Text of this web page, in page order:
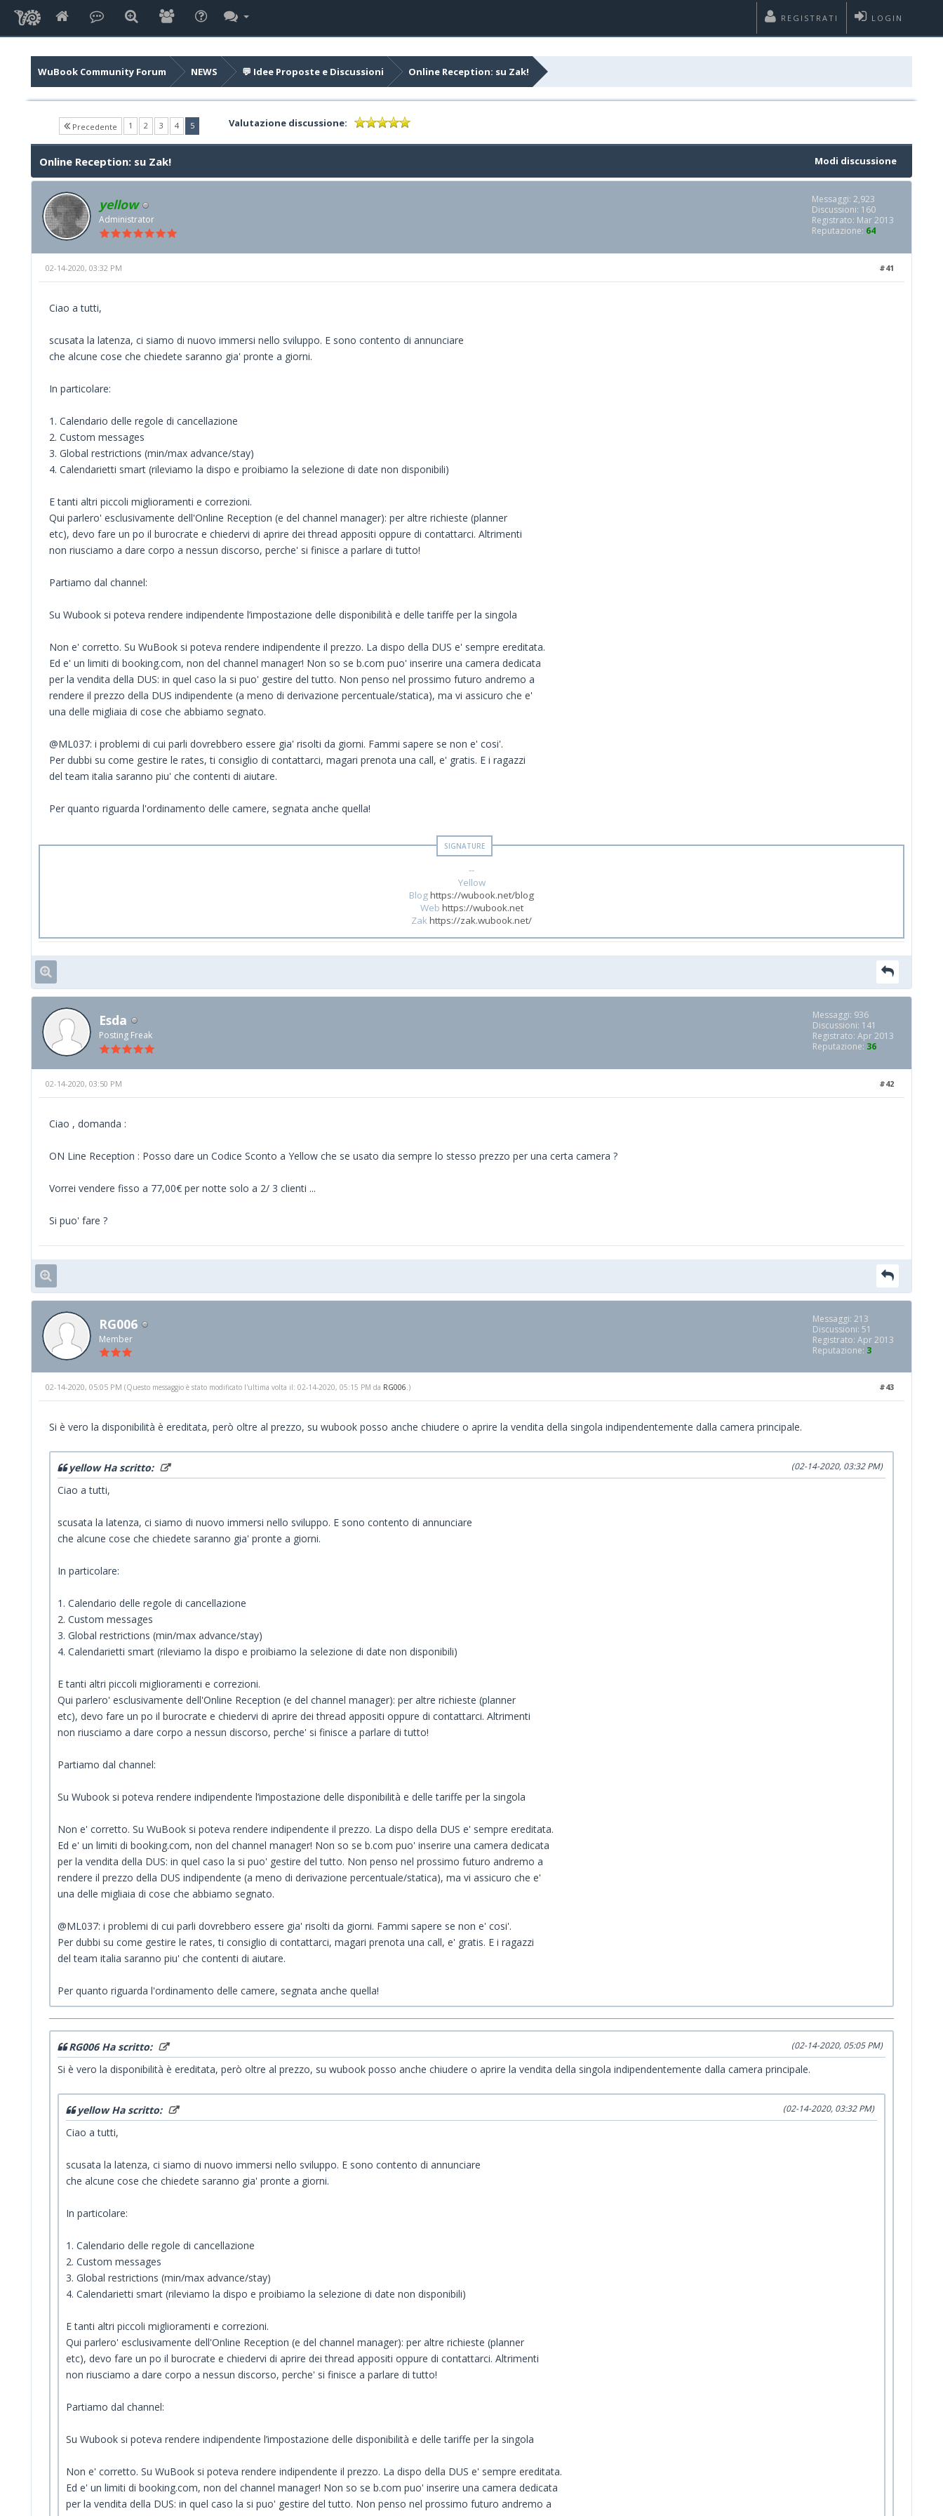
LOGIN
REGISTRATI
WuBook Community Forum NEWS 💬 Idee Proposte e Discussioni Online Reception: su Zak!
Precedente 1 2 3 4 5(current) Valutazione discussione:
Modi discussione
Online Reception: su Zak!
yellow
Administrator
Messaggi: 2,923
Discussioni: 160
Registrato: Mar 2013
Reputazione: 64
#41
02-14-2020, 03:32 PM
Ciao a tutti,
scusata la latenza, ci siamo di nuovo immersi nello sviluppo. E sono contento di annunciare
che alcune cose che chiedete saranno gia' pronte a giorni.
In particolare:
1. Calendario delle regole di cancellazione
2. Custom messages
3. Global restrictions (min/max advance/stay)
4. Calendarietti smart (rileviamo la dispo e proibiamo la selezione di date non disponibili)
E tanti altri piccoli miglioramenti e correzioni.
Qui parlero' esclusivamente dell'Online Reception (e del channel manager): per altre richieste (planner
etc), devo fare un po il burocrate e chiedervi di aprire dei thread appositi oppure di contattarci. Altrimenti
non riusciamo a dare corpo a nessun discorso, perche' si finisce a parlare di tutto!
Partiamo dal channel:
Su Wubook si poteva rendere indipendente l’impostazione delle disponibilità e delle tariffe per la singola
Non e' corretto. Su WuBook si poteva rendere indipendente il prezzo. La dispo della DUS e' sempre ereditata.
Ed e' un limiti di booking.com, non del channel manager! Non so se b.com puo' inserire una camera dedicata
per la vendita della DUS: in quel caso la si puo' gestire del tutto. Non penso nel prossimo futuro andremo a
rendere il prezzo della DUS indipendente (a meno di derivazione percentuale/statica), ma vi assicuro che e'
una delle migliaia di cose che abbiamo segnato.
@ML037: i problemi di cui parli dovrebbero essere gia' risolti da giorni. Fammi sapere se non e' cosi'.
Per dubbi su come gestire le rates, ti consiglio di contattarci, magari prenota una call, e' gratis. E i ragazzi
del team italia saranno piu' che contenti di aiutare.
Per quanto riguarda l'ordinamento delle camere, segnata anche quella!
--
Yellow
Bloghttps://wubook.net/blog
Web https://wubook.net
Zakhttps://zak.wubook.net/
Esda
Posting Freak
Messaggi: 936
Discussioni: 141
Registrato: Apr 2013
Reputazione: 36
#42
02-14-2020, 03:50 PM
Ciao , domanda :
ON Line Reception : Posso dare un Codice Sconto a Yellow che se usato dia sempre lo stesso prezzo per una certa camera ?
Vorrei vendere fisso a 77,00€ per notte solo a 2/ 3 clienti ...
Si puo' fare ?
RG006
Member
Messaggi: 213
Discussioni: 51
Registrato: Apr 2013
Reputazione: 3
#43
02-14-2020, 05:05 PM (Questo messaggio è stato modificato l'ultima volta il: 02-14-2020, 05:15 PM da RG006.)
Si è vero la disponibilità è ereditata, però oltre al prezzo, su wubook posso anche chiudere o aprire la vendita della singola indipendentemente dalla camera principale.
(02-14-2020, 03:32 PM)
yellow Ha scritto:
Ciao a tutti,
scusata la latenza, ci siamo di nuovo immersi nello sviluppo. E sono contento di annunciare
che alcune cose che chiedete saranno gia' pronte a giorni.
In particolare:
1. Calendario delle regole di cancellazione
2. Custom messages
3. Global restrictions (min/max advance/stay)
4. Calendarietti smart (rileviamo la dispo e proibiamo la selezione di date non disponibili)
E tanti altri piccoli miglioramenti e correzioni.
Qui parlero' esclusivamente dell'Online Reception (e del channel manager): per altre richieste (planner
etc), devo fare un po il burocrate e chiedervi di aprire dei thread appositi oppure di contattarci. Altrimenti
non riusciamo a dare corpo a nessun discorso, perche' si finisce a parlare di tutto!
Partiamo dal channel:
Su Wubook si poteva rendere indipendente l’impostazione delle disponibilità e delle tariffe per la singola
Non e' corretto. Su WuBook si poteva rendere indipendente il prezzo. La dispo della DUS e' sempre ereditata.
Ed e' un limiti di booking.com, non del channel manager! Non so se b.com puo' inserire una camera dedicata
per la vendita della DUS: in quel caso la si puo' gestire del tutto. Non penso nel prossimo futuro andremo a
rendere il prezzo della DUS indipendente (a meno di derivazione percentuale/statica), ma vi assicuro che e'
una delle migliaia di cose che abbiamo segnato.
@ML037: i problemi di cui parli dovrebbero essere gia' risolti da giorni. Fammi sapere se non e' cosi'.
Per dubbi su come gestire le rates, ti consiglio di contattarci, magari prenota una call, e' gratis. E i ragazzi
del team italia saranno piu' che contenti di aiutare.
Per quanto riguarda l'ordinamento delle camere, segnata anche quella!
(02-14-2020, 05:05 PM)
RG006 Ha scritto:
Si è vero la disponibilità è ereditata, però oltre al prezzo, su wubook posso anche chiudere o aprire la vendita della singola indipendentemente dalla camera principale.
(02-14-2020, 03:32 PM)
yellow Ha scritto:
Ciao a tutti,
scusata la latenza, ci siamo di nuovo immersi nello sviluppo. E sono contento di annunciare
che alcune cose che chiedete saranno gia' pronte a giorni.
In particolare:
1. Calendario delle regole di cancellazione
2. Custom messages
3. Global restrictions (min/max advance/stay)
4. Calendarietti smart (rileviamo la dispo e proibiamo la selezione di date non disponibili)
E tanti altri piccoli miglioramenti e correzioni.
Qui parlero' esclusivamente dell'Online Reception (e del channel manager): per altre richieste (planner
etc), devo fare un po il burocrate e chiedervi di aprire dei thread appositi oppure di contattarci. Altrimenti
non riusciamo a dare corpo a nessun discorso, perche' si finisce a parlare di tutto!
Partiamo dal channel:
Su Wubook si poteva rendere indipendente l’impostazione delle disponibilità e delle tariffe per la singola
Non e' corretto. Su WuBook si poteva rendere indipendente il prezzo. La dispo della DUS e' sempre ereditata.
Ed e' un limiti di booking.com, non del channel manager! Non so se b.com puo' inserire una camera dedicata
per la vendita della DUS: in quel caso la si puo' gestire del tutto. Non penso nel prossimo futuro andremo a